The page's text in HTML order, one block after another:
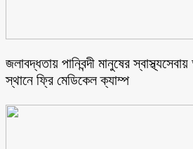
জলাবদ্ধতায় পানিবন্দী মানুষের
স্থানে ফ্রি মেডিকেল ক্যাম্প